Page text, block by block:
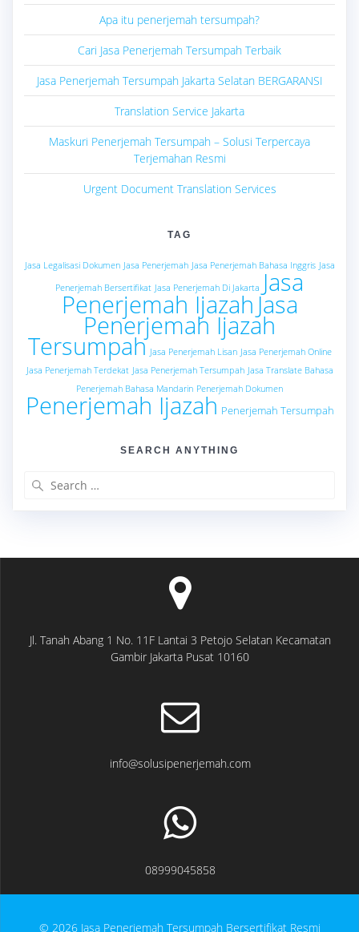
Apa itu penerjemah tersumpah?
Cari Jasa Penerjemah Tersumpah Terbaik
Jasa Penerjemah Tersumpah Jakarta Selatan BERGARANSI
Translation Service Jakarta
Maskuri Penerjemah Tersumpah – Solusi Terpercaya
Terjemahan Resmi
Urgent Document Translation Services
TAG
Jasa Legalisasi Dokumen Jasa Penerjemah Jasa Penerjemah Bahasa Inggris Jasa
Penerjemah Bersertifikat Jasa Penerjemah Di Jakarta Jasa
Penerjemah Ijazah Jasa
Penerjemah Ijazah
Tersumpah Jasa Penerjemah Lisan Jasa Penerjemah Online
Jasa Penerjemah Terdekat Jasa Penerjemah Tersumpah Jasa Translate Bahasa
Penerjemah Bahasa Mandarin Penerjemah Dokumen
Penerjemah Ijazah Penerjemah Tersumpah
SEARCH ANYTHING
Jl. Tanah Abang 1 No. 11F Lantai 3 Petojo Selatan Kecamatan
Gambir Jakarta Pusat 10160
info@solusipenerjemah.com
08999045858
© 2026 Jasa Penerjemah Tersumpah Bersertifikat Resmi